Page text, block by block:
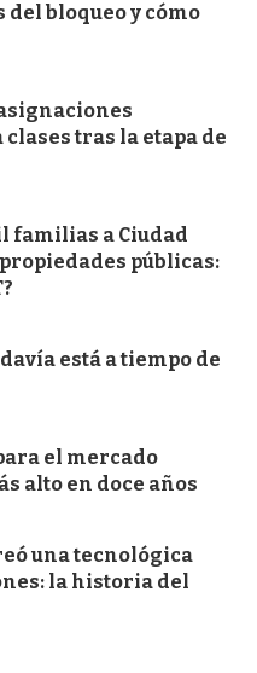
del bloqueo y cómo
tras la etapa de
familias a Ciudad
públicas:
está a tiempo de
el mercado
alto en doce años
una tecnológica
la historia del